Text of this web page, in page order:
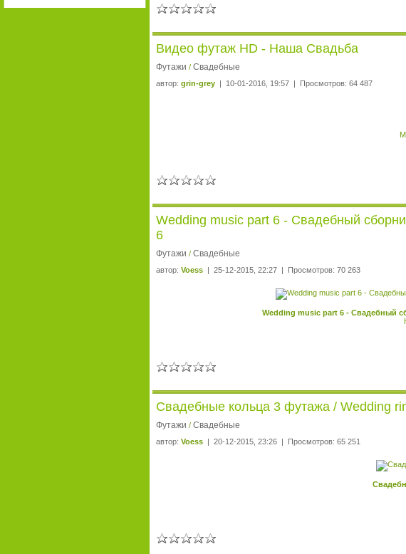
Видео футаж HD - Наша Свадьба
Футажи / Свадебные
автор: grin-grey | 10-01-2016, 19:57 | Просмотров: 64 487
Wedding music part 6 - Свадебный
6
Футажи / Свадебные
автор: Voess | 25-12-2015, 22:27 | Просмотров: 70 263
Wedding music part 6 - Свадебный
Свадебные кольца 3 футажа / Wedding
Футажи / Свадебные
автор: Voess | 20-12-2015, 23:26 | Просмотров: 65 251